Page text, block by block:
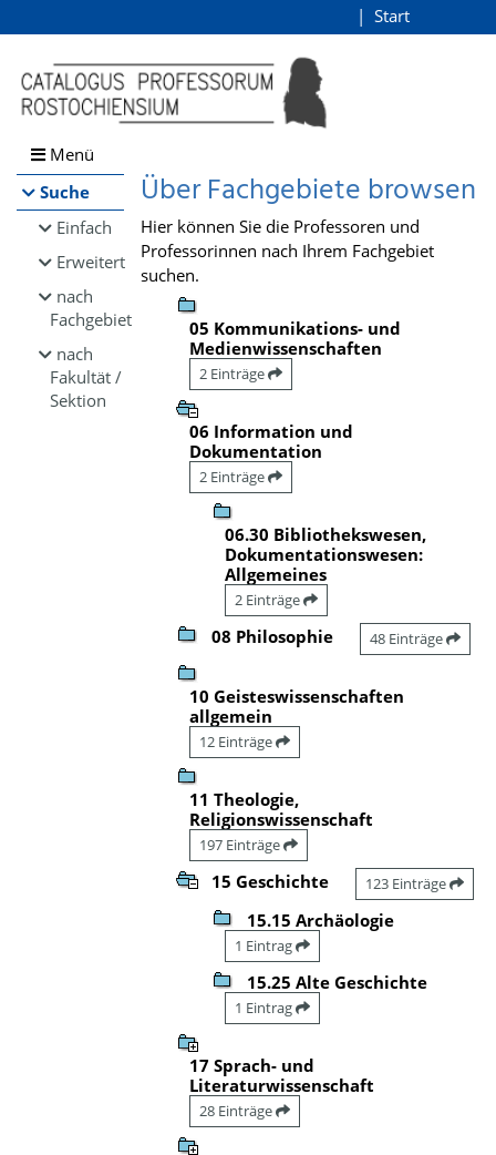
Browsen
direkt zum Inhalt
Start
Menü
Suche
Einfach
Erweitert
nach
Fachgebiet
nach
Fakultät /
Sektion
Über Fachgebiete browsen
Hier können Sie die Professoren und
Professorinnen nach Ihrem Fachgebiet
suchen.
05 Kommunikations- und
Medienwissenschaften
2 Einträge
06 Information und
Dokumentation
2 Einträge
06.30 Bibliothekswesen,
Dokumentationswesen:
Allgemeines
2 Einträge
08 Philosophie 48 Einträge
10 Geisteswissenschaften
allgemein
12 Einträge
11 Theologie,
Religionswissenschaft
197 Einträge
15 Geschichte 123 Einträge
15.15 Archäologie
1 Eintrag
15.25 Alte Geschichte
1 Eintrag
17 Sprach- und
Literaturwissenschaft
28 Einträge